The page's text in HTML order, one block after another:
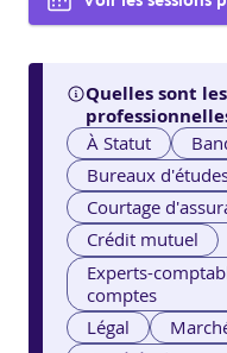
Quelles sont
À Statut
Bureaux
Courtage
Crédit mutuel
Experts-
comptes
Légal